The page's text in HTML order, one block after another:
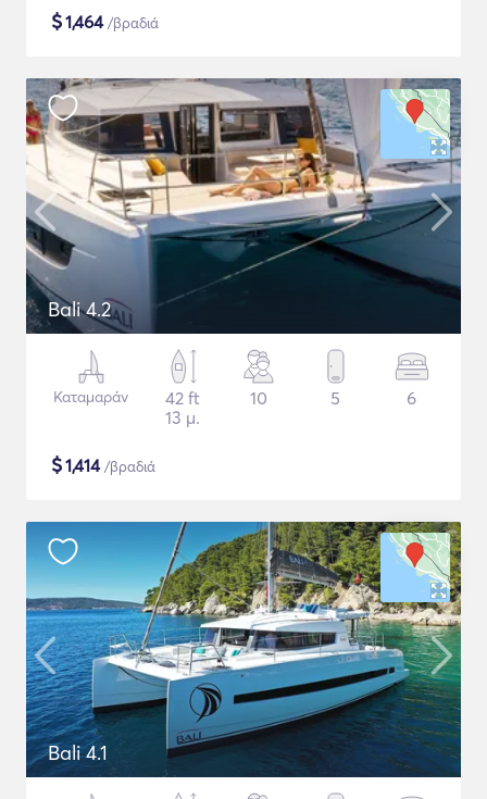
$1,464/βραδιά
Bali 4.2
Καταμαράν
42 ft
13 μ.
10 5 6
$1,414/βραδιά
Bali 4.1